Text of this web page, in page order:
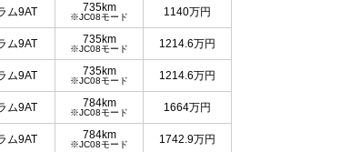
ム9AT 735km
※JC08モード 1140万円
ム9AT 735km
※JC08モード 1214.6万円
ム9AT 735km
※JC08モード 1214.6万円
ム9AT 784km
※JC08モード 1664万円
ム9AT 784km
※JC08モード 1742.9万円